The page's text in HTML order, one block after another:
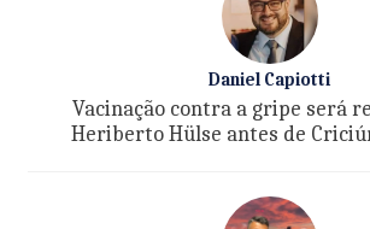
Daniel Capiotti
Vacinação contra a gripe será
Heriberto Hülse antes de